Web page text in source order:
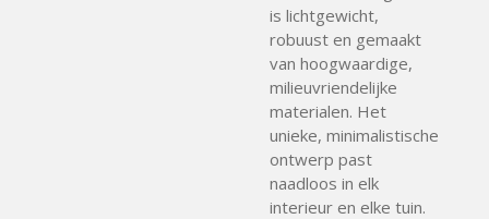
is lichtgewicht,
robuust en gemaakt
van hoogwaardige,
milieuvriendelijke
materialen. Het
unieke, minimalistische
ontwerp past
naadloos in elk
interieur en elke tuin.